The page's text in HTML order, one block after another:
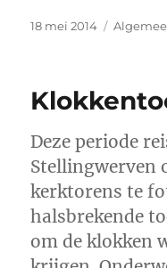
Geplaatst
18 mei 2014
Deze periode
Stellingwerven
kerktorens te
halsbrekende
om de klokken